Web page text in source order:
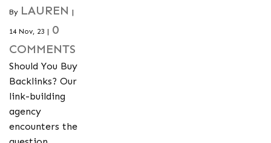
By LAUREN |
14 Nov, 23 | 0
COMMENTS
Should You Buy
Backlinks? Our
link-building
agency
encounters the